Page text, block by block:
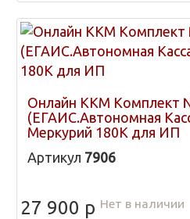
Онлайн ККМ Комплект
(ЕГАИС.Автономная
Меркурий 180К для ИП
Артикул 7906
27 900 p Нет в наличии